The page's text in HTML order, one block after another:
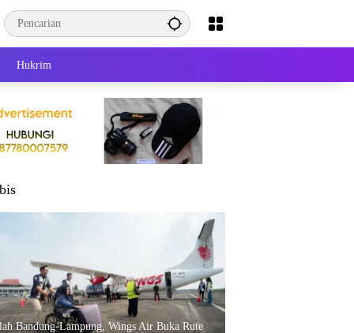
Hukrim
Bandung-Lampung, Wings Air Buka Rute